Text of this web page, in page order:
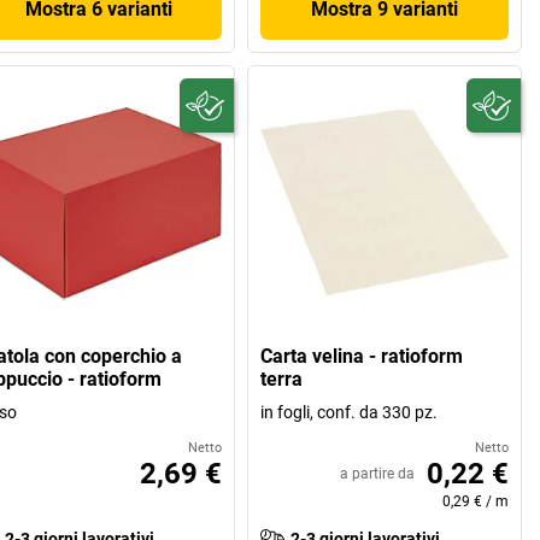
Mostra 6 varianti Mostra 9 varianti
con coperchio a
- ratioform
Netto
2,69 €
Carta velina - ratioform
terra
in fogli, conf. da 330 pz.
Netto
a partire da 0,22 €
0,29 € / m